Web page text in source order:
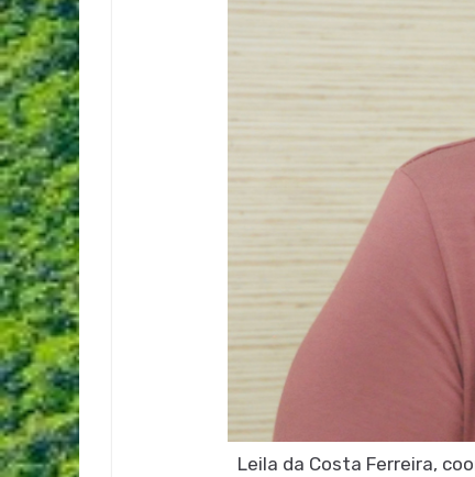
Leila da Costa Ferreira,